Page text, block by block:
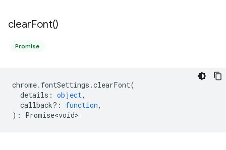
clearFont()
Promise
chrome. fontSettings .clearFont(
details : object,
callback? : function,
) : Promise<void>